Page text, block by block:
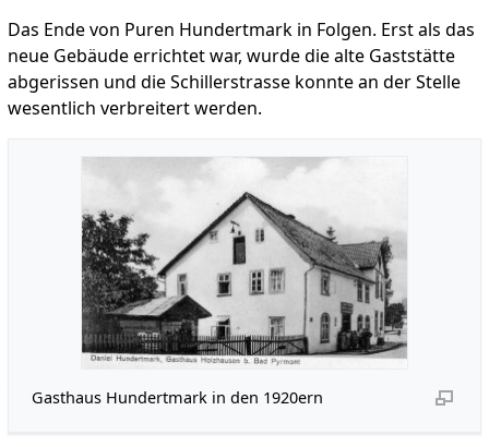
Das Ende von Puren Hundertmark in Folgen. Erst als das
neue Gebäude errichtet war, wurde die alte Gaststätte
abgerissen und die Schillerstrasse konnte an der Stelle
wesentlich verbreitert werden.
Gasthaus Hundertmark in den 1920ern